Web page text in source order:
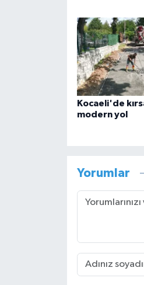
Kocaeli'de
modern yol
Yorumlar